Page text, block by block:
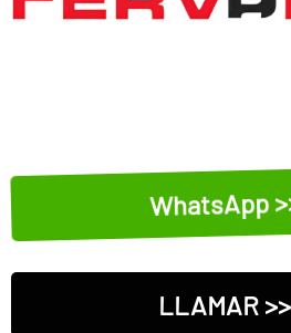
WhatsApp
LLAMAR >>